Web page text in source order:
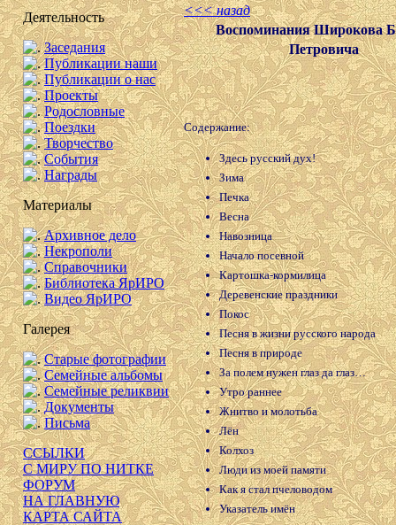
Деятельность
Заседания
Публикации наши
Публикации о нас
Проекты
Родословные
Поездки
Творчество
События
Награды
Материалы
Архивное дело
Некрополи
Справочники
Библиотека ЯрИРО
Видео ЯрИРО
Галерея
Старые фотографии
Семейные альбомы
Семейные реликвии
Документы
Письма
ССЫЛКИ
С МИРУ ПО НИТКЕ
ФОРУМ
НА ГЛАВНУЮ
КАРТА САЙТА
<<< назад
Воспоминания Широкова
Петровича
Содержание:
Здесь русский дух!
Зима
Печка
Весна
Навозница
Начало посевной
Картошка-кормилица
Деревенские праздники
Покос
Песня в жизни русского народа
Песня в природе
За полем нужен глаз да глаз…
Утро раннее
Жнитво и молотьба
Лён
Колхоз
Люди из моей памяти
Как я стал пчеловодом
Указатель имён